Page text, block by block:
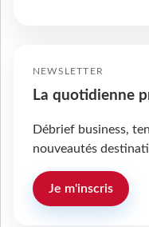
NEWSLETTER
La quotidienne
Débrief business,
nouveautés
Je m'inscris